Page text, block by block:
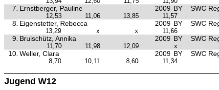
7. Ernstberger, Pauline 2009 BY SWC
12,53 11,06 13,85 11,57
8. Eigenstetter, Rebecca 2009 BY SWC
13,29 x x 11,66
9. Bruischütz, Annika 2009 BY SWC
11,70 11,98 12,09 x
10. Weller, Clara 2009 BY SWC
8,70 10,11 8,60 11,34
Jugend W12